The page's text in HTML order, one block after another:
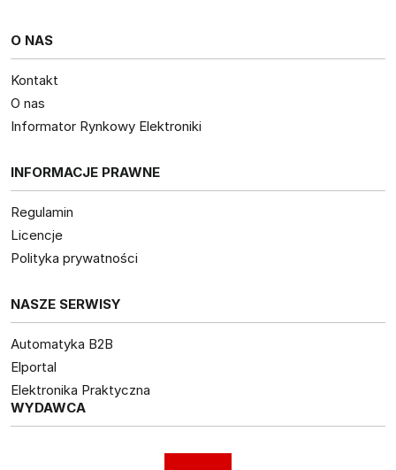
O NAS
Kontakt
O nas
Informator Rynkowy Elektroniki
INFORMACJE PRAWNE
Regulamin
Licencje
Polityka prywatności
NASZE SERWISY
Automatyka B2B
Elportal
Elektronika Praktyczna
WYDAWCA